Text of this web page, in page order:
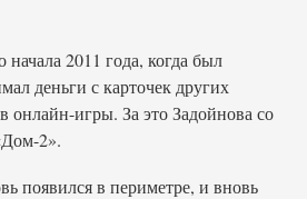
2011 года, когда был
деньги с карточек других
онлайн-игры. За это Задойнова со
2».
появился в периметре, и вновь